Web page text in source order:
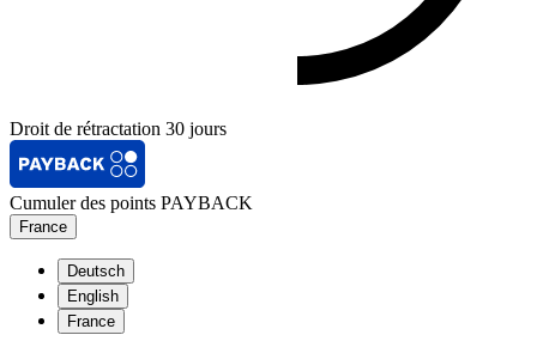
Droit de rétractation 30 jours
Cumuler des points PAYBACK
France
Deutsch
English
France